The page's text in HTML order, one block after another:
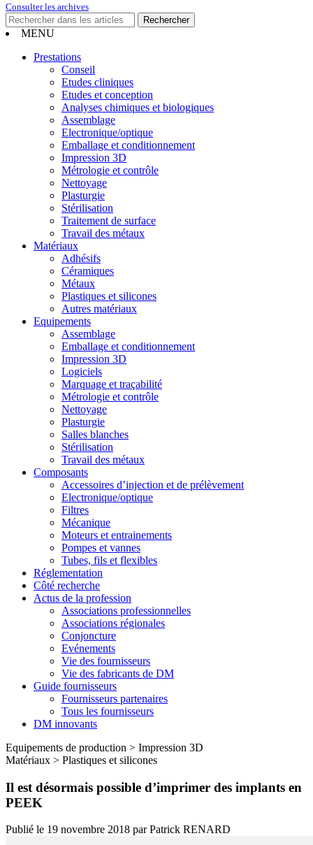
Consulter les archives
MENU
Prestations
Conseil
Etudes cliniques
Etudes et conception
Analyses chimiques et biologiques
Assemblage
Electronique/optique
Emballage et conditionnement
Impression 3D
Métrologie et contrôle
Nettoyage
Plasturgie
Stérilisation
Traitement de surface
Travail des métaux
Matériaux
Adhésifs
Céramiques
Métaux
Plastiques et silicones
Autres matériaux
Equipements
Assemblage
Emballage et conditionnement
Impression 3D
Logiciels
Marquage et traçabilité
Métrologie et contrôle
Nettoyage
Plasturgie
Salles blanches
Stérilisation
Travail des métaux
Composants
Accessoires d’injection et de prélèvement
Electronique/optique
Filtres
Mécanique
Moteurs et entrainements
Pompes et vannes
Tubes, fils et flexibles
Réglementation
Côté recherche
Actus de la profession
Associations professionnelles
Associations régionales
Conjoncture
Evénements
Vie des fournisseurs
Vie des fabricants de DM
Guide fournisseurs
Fournisseurs partenaires
Tous les fournisseurs
DM innovants
Equipements de production > Impression 3D
Matériaux > Plastiques et silicones
Il est désormais possible d’imprimer des implants en
PEEK
Publié le 19 novembre 2018 parPatrick RENARD